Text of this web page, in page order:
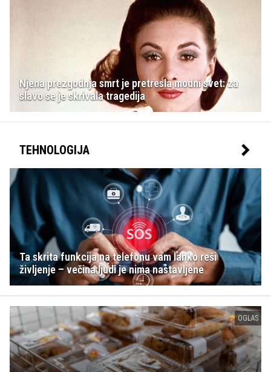
Njena prezgodnja smrt je pretresla modni svet: za
slavo se je skrivala tragedija
TEHNOLOGIJA
Ta skrita funkcija na telefonu vam lahko reši
življenje – večina ljudi je nima nastavljene
OGLAS